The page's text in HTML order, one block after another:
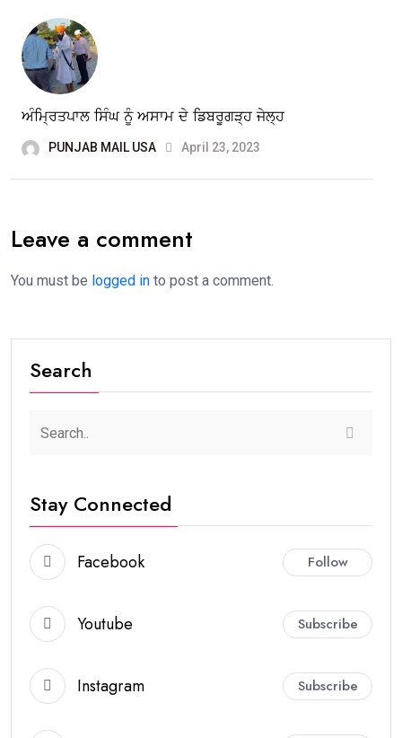
ਅੰਮ੍ਰਿਤਪਾਲ ਸਿੰਘ ਨੂੰ ਅਸਾਮ ਦੇ ਡਿਬਰੂਗੜ੍ਹ ਜੇਲ੍ਹ
PUNJAB MAIL USA April 23, 2023
Leave a comment
You must be logged in to post a comment.
Search
Stay Connected
Facebook Follow
Youtube Subscribe
Instagram Subscribe